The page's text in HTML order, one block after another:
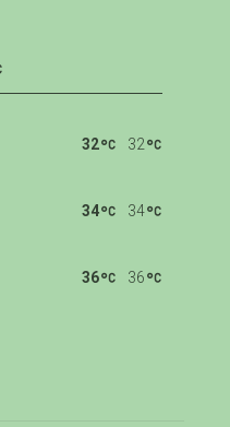
32
32
34
34
36
36